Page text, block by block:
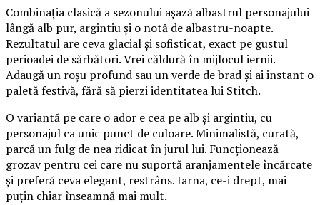
Combinația clasică a sezonului așază albastrul personajului
lângă alb pur, argintiu și o notă de albastru-noapte.
Rezultatul are ceva glacial și sofisticat, exact pe gustul
perioadei de sărbători. Vrei căldură în mijlocul iernii.
Adaugă un roșu profund sau un verde de brad și ai instant o
paletă festivă, fără să pierzi identitatea lui Stitch.
O variantă pe care o ador e cea pe alb și argintiu, cu
personajul ca unic punct de culoare. Minimalistă, curată,
parcă un fulg de nea ridicat în jurul lui. Funcționează
grozav pentru cei care nu suportă aranjamentele încărcate
și preferă ceva elegant, restrâns. Iarna, ce-i drept, mai
puțin chiar înseamnă mai mult.